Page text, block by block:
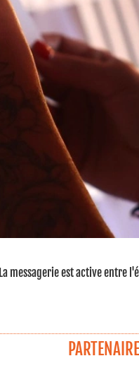
La messagerie est active entre